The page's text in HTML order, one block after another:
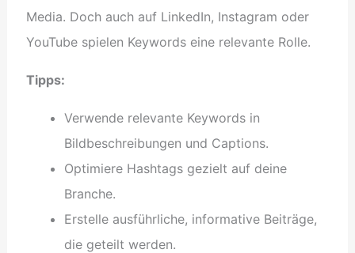
Media. Doch auch auf LinkedIn, Instagram oder
YouTube spielen Keywords eine relevante Rolle.
Tipps:
Verwende relevante Keywords in
Bildbeschreibungen und Captions.
Optimiere Hashtags gezielt auf deine
Branche.
Erstelle ausführliche, informative Beiträge,
die geteilt werden.